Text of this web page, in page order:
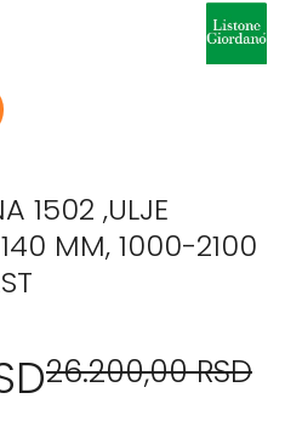
1502 ,ULJE
MM, 1000-2100
26.200,00 RSD